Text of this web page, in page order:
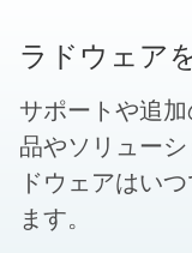
ラドウェア
サポートや追
品やソリュー
ドウェアはい
ます。